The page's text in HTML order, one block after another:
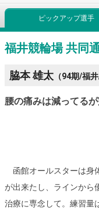
ピックアップ選手
福井競輪場 共同
脇本 雄太 （94期/福井
腰の痛みは減ってる
函館オールスターは身
が出来たし、ラインから
治療に専念して。練習量